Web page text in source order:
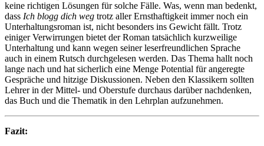
keine richtigen Lösungen für solche Fälle. Was, wenn man bedenkt,
dass Ich blogg dich weg trotz aller Ernsthaftigkeit immer noch ein
Unterhaltungsroman ist, nicht besonders ins Gewicht fällt. Trotz
einiger Verwirrungen bietet der Roman tatsächlich kurzweilige
Unterhaltung und kann wegen seiner leserfreundlichen Sprache
auch in einem Rutsch durchgelesen werden. Das Thema hallt noch
lange nach und hat sicherlich eine Menge Potential für angeregte
Gespräche und hitzige Diskussionen. Neben den Klassikern sollten
Lehrer in der Mittel- und Oberstufe durchaus darüber nachdenken,
das Buch und die Thematik in den Lehrplan aufzunehmen.
Fazit: